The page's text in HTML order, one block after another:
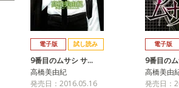
電子版 試し読み
9番目のムサシ サ…
高橋美由紀
発売日：2016.05.16
電子版
9番目の
高橋美由
発売日：